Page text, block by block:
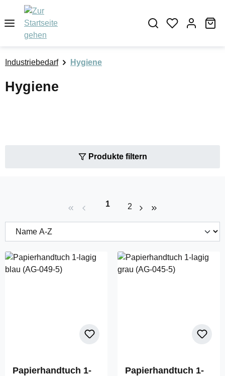
Zum Hauptinhalt springen
Industriebedarf Hygiene
Hygiene
Produkte filtern
Seite
1 Seite
2
Papierhandtuch 1-
Papierhandtuch 1-